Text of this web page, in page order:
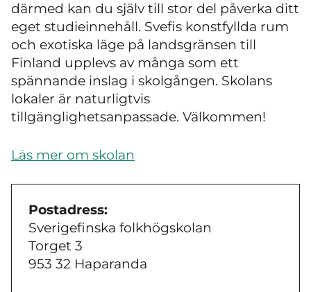
därmed kan du själv till stor del påverka ditt
eget studieinnehåll. Svefis konstfyllda rum
och exotiska läge på landsgränsen till
Finland upplevs av många som ett
spännande inslag i skolgången. Skolans
lokaler är naturligtvis
tillgänglighetsanpassade. Välkommen!
Läs mer om skolan
Postadress:
Sverigefinska folkhögskolan
Torget 3
953 32 Haparanda